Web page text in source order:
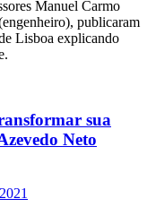
Manuel Carmo
publicaram
Lisboa explicando
sua
Neto